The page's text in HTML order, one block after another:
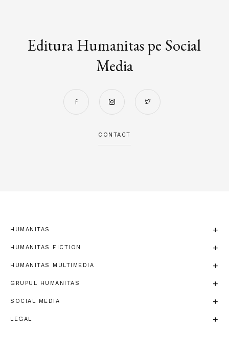
Editura Humanitas pe Social
Media
CONTACT
HUMANITAS
HUMANITAS FICTION
HUMANITAS MULTIMEDIA
GRUPUL HUMANITAS
SOCIAL MEDIA
LEGAL